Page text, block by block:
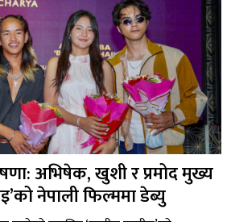
अभिषेक, खुशी र प्रमोद मुख्य
नेपाली फिल्ममा डेब्यु